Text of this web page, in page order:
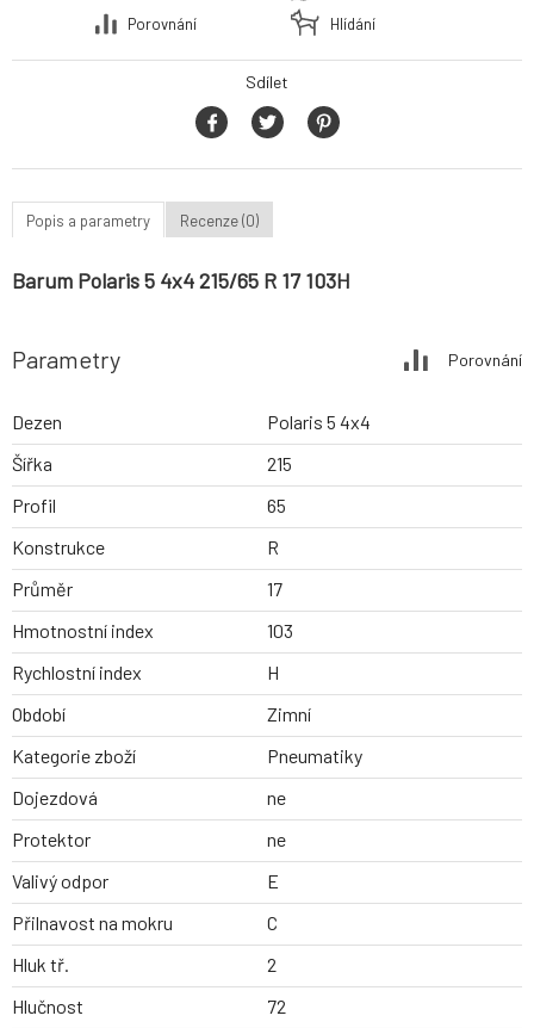
Porovnání
Hlídání
Sdílet
Popis a parametry Recenze (0)
Barum Polaris 5 4x4 215/65 R 17 103H
Parametry Porovnání
Dezen
Polaris 5 4x4
Šířka
215
Profil
65
Konstrukce
R
Průměr
17
Hmotnostní index
103
Rychlostní index
H
Období
Zimní
Kategorie zboží
Pneumatiky
Dojezdová
ne
Protektor
ne
Valivý odpor
E
Přilnavost na mokru
C
Hluk tř.
2
Hlučnost
72